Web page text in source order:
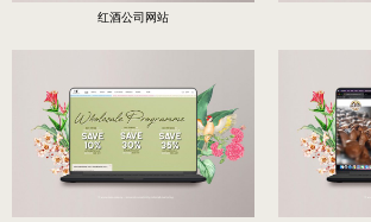
红酒公司网站